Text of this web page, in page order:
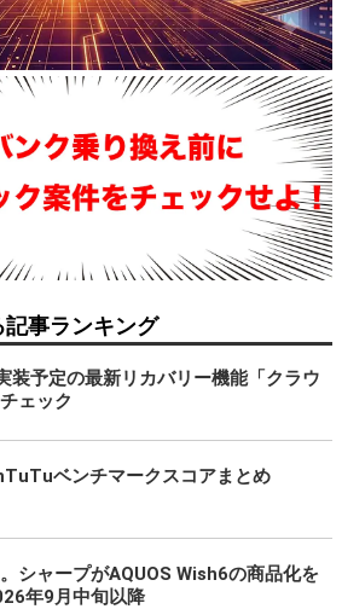
事ランキング
装予定の最新リカバリー機能「クラウ
ェック
ベンチマークスコアまとめ
シャープがAQUOS Wish6の商品化を
年9月中旬以降